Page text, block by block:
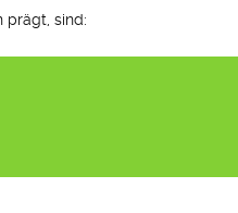
prägt, sind: